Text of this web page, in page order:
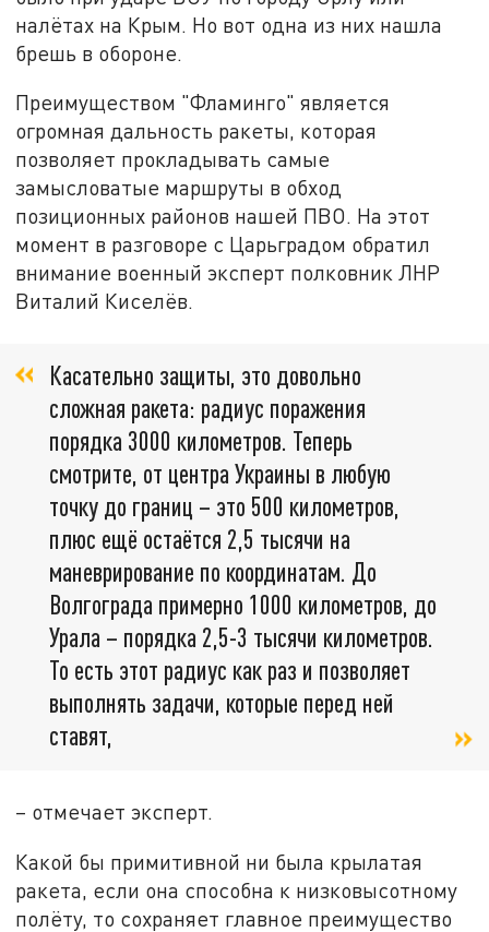
налётах на Крым. Но вот одна из них нашла
брешь в обороне.
Преимуществом "Фламинго" является
огромная дальность ракеты, которая
позволяет прокладывать самые
замысловатые маршруты в обход
позиционных районов нашей ПВО. На этот
момент в разговоре с Царьградом обратил
внимание военный эксперт полковник ЛНР
Виталий Киселёв.
Касательно защиты, это довольно
сложная ракета: радиус поражения
порядка 3000 километров. Теперь
смотрите, от центра Украины в любую
точку до границ – это 500 километров,
плюс ещё остаётся 2,5 тысячи на
маневрирование по координатам. До
Волгограда примерно 1000 километров, до
Урала – порядка 2,5-3 тысячи километров.
То есть этот радиус как раз и позволяет
выполнять задачи, которые перед ней
ставят,
– отмечает эксперт.
Какой бы примитивной ни была крылатая
ракета, если она способна к низковысотному
полёту, то сохраняет главное преимущество